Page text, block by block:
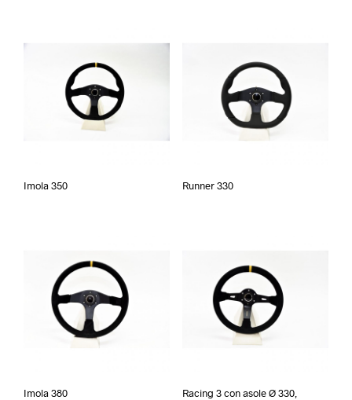
Imola 350 Runner 330
Imola 380 Racing 3 con asole Ø 330,